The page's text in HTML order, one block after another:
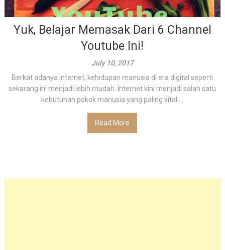
Yuk, Belajar Memasak Dari 6 Channel
Youtube Ini!
July 10, 2017
Berkat adanya internet, kehidupan manusia di era digital seperti
sekarang ini menjadi lebih mudah. Internet kini menjadi salah satu
kebutuhan pokok manusia yang paling vital....
Read More